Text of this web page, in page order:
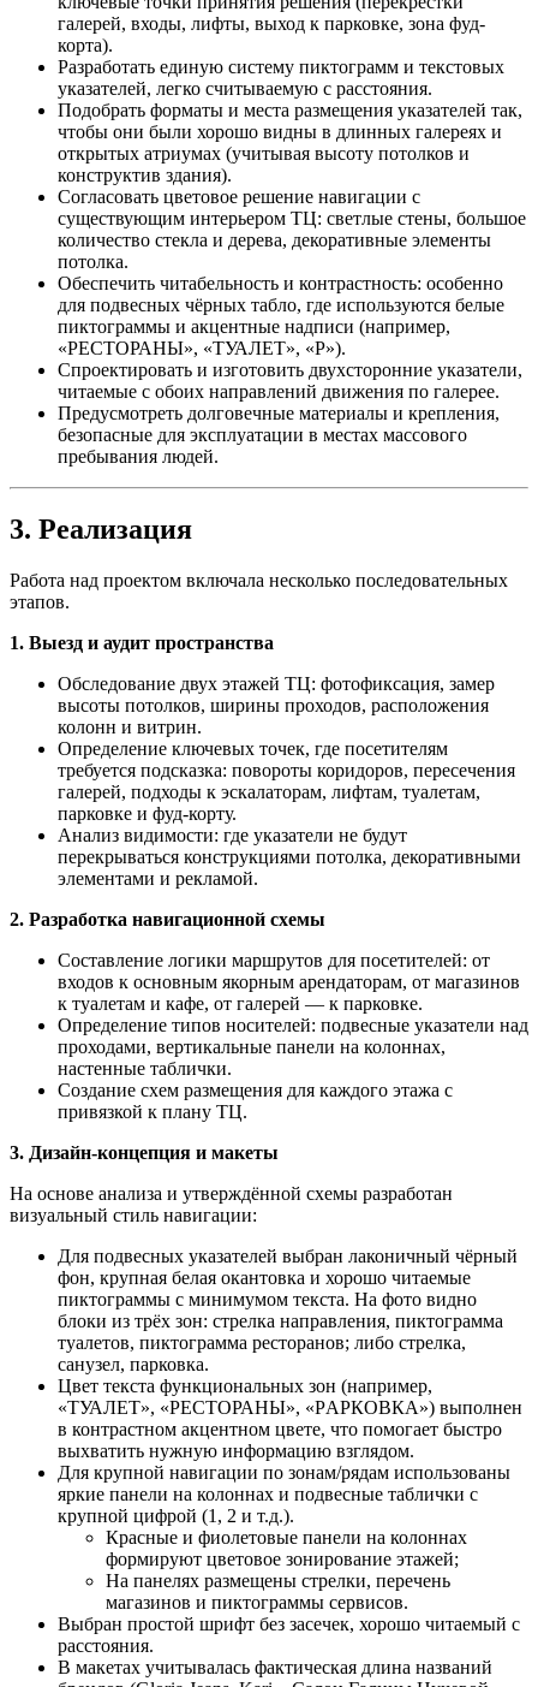
галерей, входы, лифты, выход к парковке, зона фуд-
корта).
Разработать единую систему пиктограмм и текстовых
указателей, легко считываемую с расстояния.
Подобрать форматы и места размещения указателей так,
чтобы они были хорошо видны в длинных галереях и
открытых атриумах (учитывая высоту потолков и
конструктив здания).
Согласовать цветовое решение навигации с
существующим интерьером ТЦ: светлые стены, большое
количество стекла и дерева, декоративные элементы
потолка.
Обеспечить читабельность и контрастность: особенно
для подвесных чёрных табло, где используются белые
пиктограммы и акцентные надписи (например,
«РЕСТОРАНЫ», «ТУАЛЕТ», «P»).
Спроектировать и изготовить двухсторонние указатели,
читаемые с обоих направлений движения по галерее.
Предусмотреть долговечные материалы и крепления,
безопасные для эксплуатации в местах массового
пребывания людей.
3. Реализация
Работа над проектом включала несколько последовательных
этапов.
1. Выезд и аудит пространства
Обследование двух этажей ТЦ: фотофиксация, замер
высоты потолков, ширины проходов, расположения
колонн и витрин.
Определение ключевых точек, где посетителям
требуется подсказка: повороты коридоров, пересечения
галерей, подходы к эскалаторам, лифтам, туалетам,
парковке и фуд-корту.
Анализ видимости: где указатели не будут
перекрываться конструкциями потолка, декоративными
элементами и рекламой.
2. Разработка навигационной схемы
Составление логики маршрутов для посетителей: от
входов к основным якорным арендаторам, от магазинов
к туалетам и кафе, от галерей — к парковке.
Определение типов носителей: подвесные указатели над
проходами, вертикальные панели на колоннах,
настенные таблички.
Создание схем размещения для каждого этажа с
привязкой к плану ТЦ.
3. Дизайн-концепция и макеты
На основе анализа и утверждённой схемы разработан
визуальный стиль навигации:
Для подвесных указателей выбран лаконичный чёрный
фон, крупная белая окантовка и хорошо читаемые
пиктограммы с минимумом текста. На фото видно
блоки из трёх зон: стрелка направления, пиктограмма
туалетов, пиктограмма ресторанов; либо стрелка,
санузел, парковка.
Цвет текста функциональных зон (например,
«ТУАЛЕТ», «РЕСТОРАНЫ», «PАРКОВКА») выполнен
в контрастном акцентном цвете, что помогает быстро
выхватить нужную информацию взглядом.
Для крупной навигации по зонам/рядам использованы
яркие панели на колоннах и подвесные таблички с
крупной цифрой (1, 2 и т.д.).
Красные и фиолетовые панели на колоннах
формируют цветовое зонирование этажей;
На панелях размещены стрелки, перечень
магазинов и пиктограммы сервисов.
Выбран простой шрифт без засечек, хорошо читаемый с
расстояния.
В макетах учитывалась фактическая длина названий